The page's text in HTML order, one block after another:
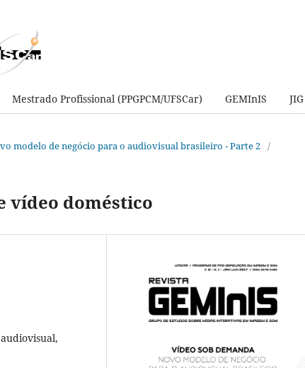
Mestrado Profissional (PPGPCM/UFSCar) GEMInIS JIG
modelo de negócio para o audiovisual brasileiro - Parte 2 /
vídeo doméstico